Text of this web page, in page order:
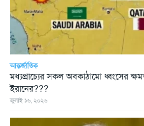
আন্তর্জাতিক
মধ্যপ্রাচ্যের সকল অবকাঠামো ধ্বংসের
ইরানের???
জুলাই ১৬, ২০২৬